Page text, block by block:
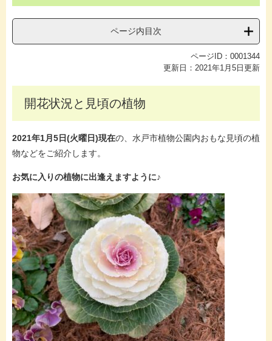
ページ内目次
ページID：0001344
更新日：2021年1月5日更新
開花状況と見頃の植物
2021年1月5日(火曜日)現在の、水戸市植物公園内おもな見頃の植
物などをご紹介します。
お気に入りの植物に出逢えますように♪